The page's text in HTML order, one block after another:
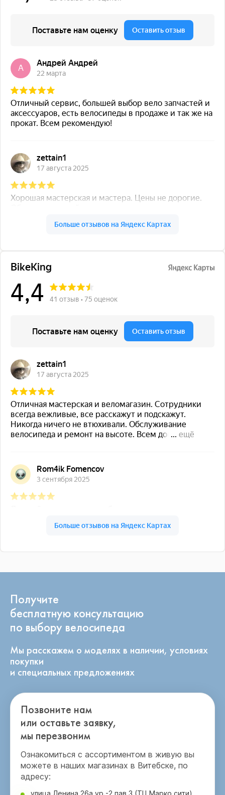
Получите
бесплатную консультацию
по выбору велосипеда
Мы расскажем о моделях в наличии, условиях
покупки
и специальных предложениях
Позвоните нам
или оставьте заявку,
мы перезвоним
Ознакомиться с ассортиментом в живую вы
можете в наших магазинах в Витебске, по
адресу:
улица Ленина 26а ур.-2 пав 3 (ТЦ Марко сити)